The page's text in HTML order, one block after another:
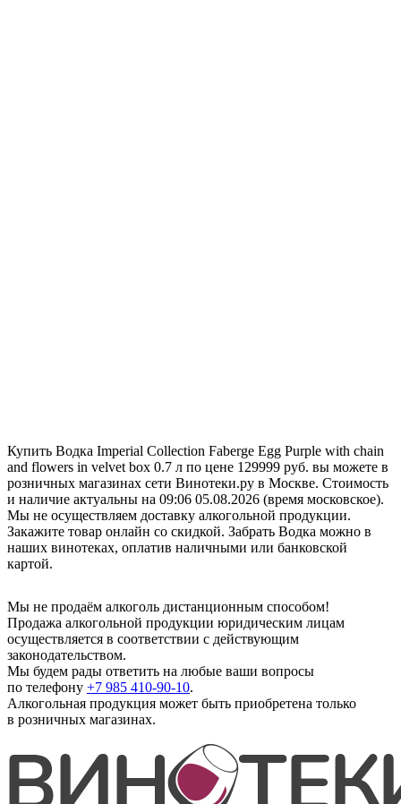
Купить Водка Imperial Collection Faberge Egg Purple with chain
and flowers in velvet box 0.7 л по цене 129999 руб. вы можете в
розничных магазинах сети Винотеки.ру в Москве. Стоимость
и наличие актуальны на 09:06 05.08.2026 (время московское).
Мы не осуществляем доставку алкогольной продукции.
Закажите товар онлайн со скидкой. Забрать Водка можно в
наших винотеках, оплатив наличными или банковской
картой.
Мы не продаём алкоголь дистанционным способом!
Продажа алкогольной продукции юридическим лицам
осуществляется в соответствии с действующим
законодательством.
Мы будем рады ответить на любые ваши вопросы
по телефону +7 985 410-90-10.
Алкогольная продукция может быть приобретена только
в розничных магазинах.